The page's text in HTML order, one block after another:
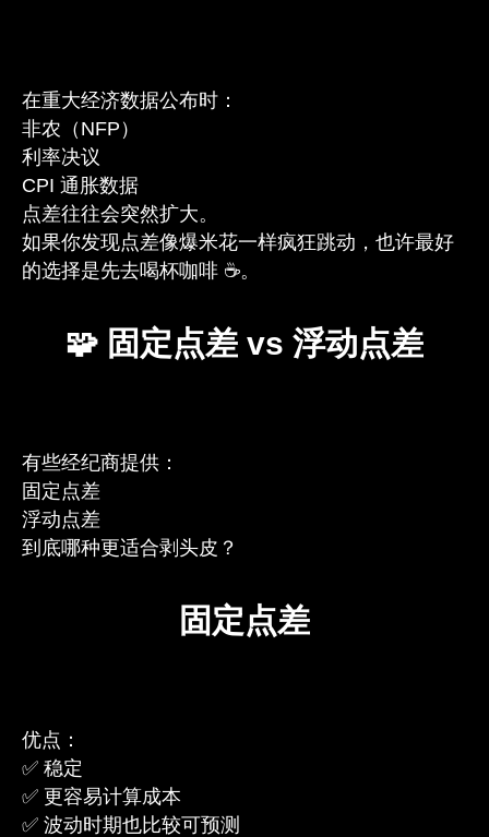
在重大经济数据公布时：
非农（NFP）
利率决议
CPI 通胀数据
点差往往会突然扩大。
如果你发现点差像爆米花一样疯狂跳动，也许最好
的选择是先去喝杯咖啡 ☕。
🧩 固定点差 vs 浮动点差
有些经纪商提供：
固定点差
浮动点差
到底哪种更适合剥头皮？
固定点差
优点：
✅ 稳定
✅ 更容易计算成本
✅ 波动时期也比较可预测